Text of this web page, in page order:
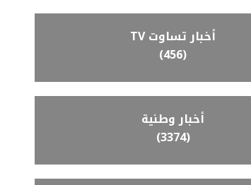
أخبار تساوت TV
(456)
أخبار وطنية
(3374)